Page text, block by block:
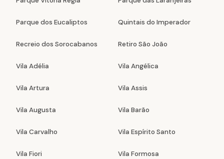
Parque dos Eucaliptos Quintais do Imperador
Recreio dos Sorocabanos Retiro São João
Vila Adélia Vila Angélica
Vila Artura Vila Assis
Vila Augusta Vila Barão
Vila Carvalho Vila Espírito Santo
Vila Fiori Vila Formosa